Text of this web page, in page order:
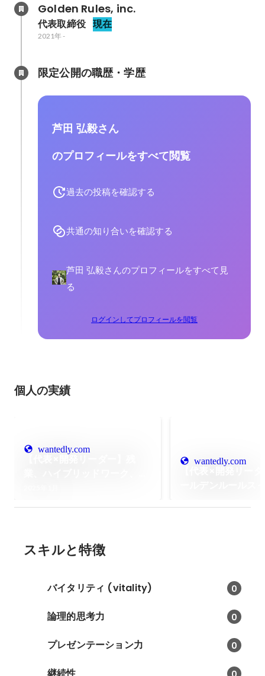
Golden Rules, inc.
代表取締役 現在
2021年-
限定公開の職歴・学歴
芦田 弘毅さん
のプロフィールをすべて閲覧
過去の投稿を確認する
共通の知り合いを確認する
芦田 弘毅さんのプロフィールをすべて見
る
ログインしてプロフィールを閲覧
個人の実績
wantedly.com
wantedly.com
スキルと特徴
バイタリティ (vitality) 0
論理的思考力 0
プレゼンテーション力 0